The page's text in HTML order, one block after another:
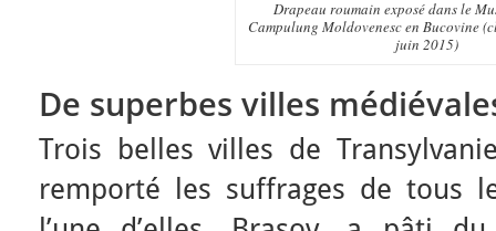
Drapeau roumain exposé dans le
Campulung Moldovenesc en Bucovine
juin 2015)
De superbes villes
Trois belles villes de
remporté les suffrages de tous